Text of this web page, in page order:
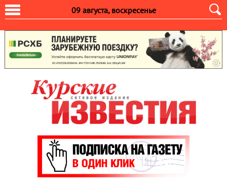
09 августа, воскресенье